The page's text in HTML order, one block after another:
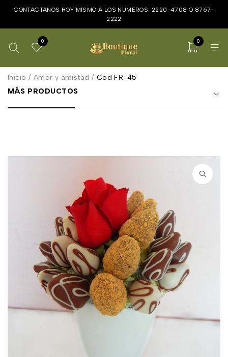
CONTACTANOS HOY MISMO A LOS NUMEROS: 2220-4708 O 8767-
2222
0 0
Inicio / Amor y amistad / Cod FR-45
MÁS PRODUCTOS